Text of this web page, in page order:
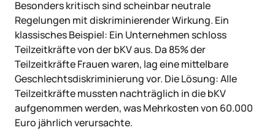
Besonders kritisch sind scheinbar neutrale
Regelungen mit diskriminierender Wirkung. Ein
klassisches Beispiel: Ein Unternehmen schloss
Teilzeitkräfte von der bKV aus. Da 85% der
Teilzeitkräfte Frauen waren, lag eine mittelbare
Geschlechtsdiskriminierung vor. Die Lösung: Alle
Teilzeitkräfte mussten nachträglich in die bKV
aufgenommen werden, was Mehrkosten von 60.000
Euro jährlich verursachte.